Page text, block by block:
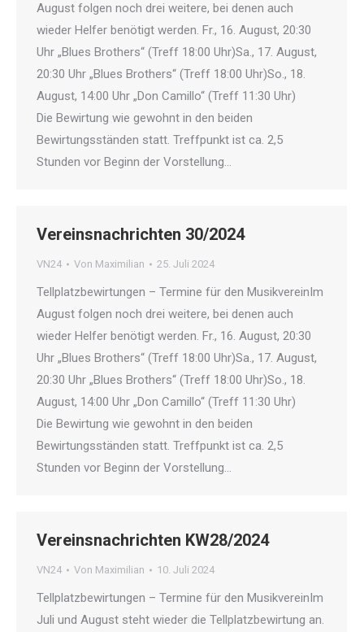
August folgen noch drei weitere, bei denen auch
wieder Helfer benötigt werden. Fr., 16. August, 20:30
Uhr „Blues Brothers“ (Treff 18:00 Uhr)Sa., 17. August,
20:30 Uhr „Blues Brothers“ (Treff 18:00 Uhr)So., 18.
August, 14:00 Uhr „Don Camillo“ (Treff 11:30 Uhr)
Die Bewirtung wie gewohnt in den beiden
Bewirtungsständen statt. Treffpunkt ist ca. 2,5
Stunden vor Beginn der Vorstellung…
Vereinsnachrichten 30/2024
VN24 Von Maximilian 25. Juli 2024
Tellplatzbewirtungen – Termine für den MusikvereinIm
August folgen noch drei weitere, bei denen auch
wieder Helfer benötigt werden. Fr., 16. August, 20:30
Uhr „Blues Brothers“ (Treff 18:00 Uhr)Sa., 17. August,
20:30 Uhr „Blues Brothers“ (Treff 18:00 Uhr)So., 18.
August, 14:00 Uhr „Don Camillo“ (Treff 11:30 Uhr)
Die Bewirtung wie gewohnt in den beiden
Bewirtungsständen statt. Treffpunkt ist ca. 2,5
Stunden vor Beginn der Vorstellung…
Vereinsnachrichten KW28/2024
VN24 Von Maximilian 10. Juli 2024
Tellplatzbewirtungen – Termine für den MusikvereinIm
Juli und August steht wieder die Tellplatzbewirtung an.